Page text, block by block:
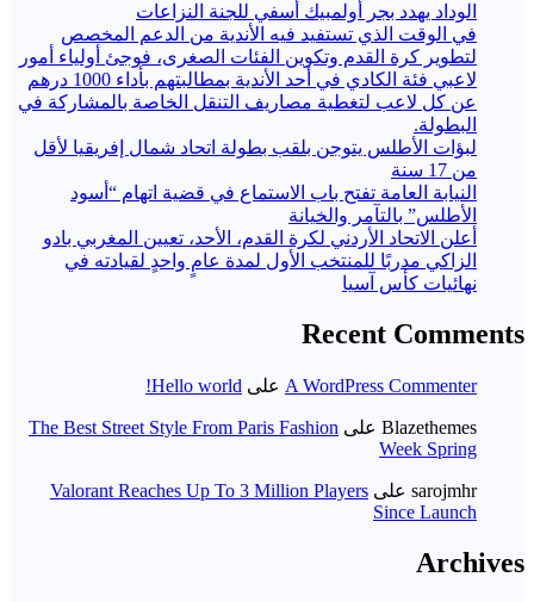
الوداد يهدد بجر أولمبيك أسفي للجنة النزاعات
في الوقت الذي تستفيد فيه الأندية من الدعم المخصص
لتطوير كرة القدم وتكوين الفئات الصغرى، فوجئ أولياء أمور
لاعبي فئة الكادي في أحد الأندية بمطالبتهم بأداء 1000 درهم
عن كل لاعب لتغطية مصاريف التنقل الخاصة بالمشاركة في
البطولة.
لبؤات الأطلس يتوجن بلقب بطولة اتحاد شمال إفريقيا لأقل
من 17 سنة
النيابة العامة تفتح باب الاستماع في قضية اتهام “أسود
الأطلس” بالتآمر والخيانة
أعلن الاتحاد الأردني لكرة القدم، الأحد، تعيين المغربي بادو
الزاكي مدربًا للمنتخب الأول لمدة عامٍ واحدٍ لقيادته ​في
نهائيات كأس آسيا
Recent Comments
A WordPress Commenter على Hello world!
Blazethemes على The Best Street Style From Paris Fashion
Week Spring
sarojmhr على Valorant Reaches Up To 3 Million Players
Since Launch
Archives